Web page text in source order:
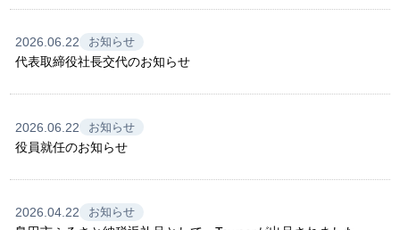
2026.06.22 お知らせ
代表取締役社長交代のお知らせ
2026.06.22 お知らせ
役員就任のお知らせ
2026.04.22 お知らせ